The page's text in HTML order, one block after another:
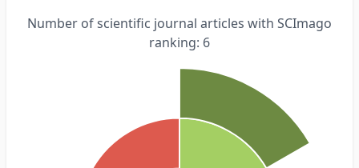
Number of scientific journal articles with SCImago
ranking: 6